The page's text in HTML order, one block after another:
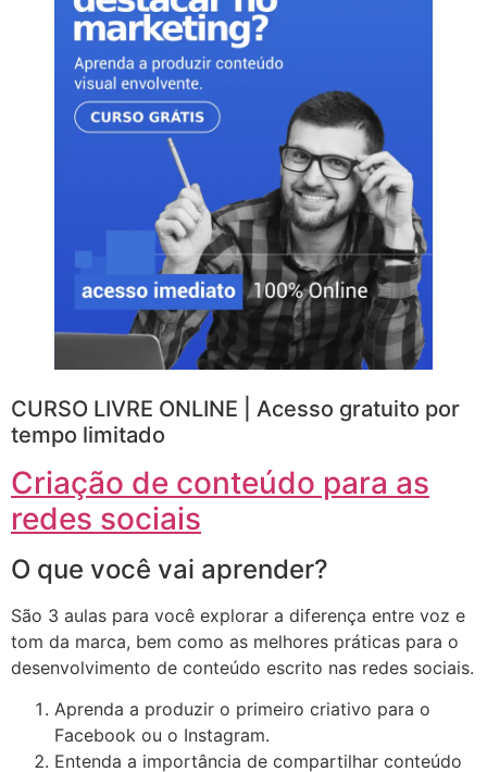
CURSO LIVRE ONLINE | Acesso gratuito por
tempo limitado
Criação de conteúdo para as
redes sociais
O que você vai aprender?
São 3 aulas para você explorar a diferença entre voz e
tom da marca, bem como as melhores práticas para o
desenvolvimento de conteúdo escrito nas redes sociais.
Aprenda a produzir o primeiro criativo para o
Facebook ou o Instagram.
Entenda a importância de compartilhar conteúdo